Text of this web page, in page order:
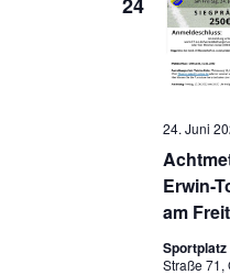
24
Erwin-
am
24. Juni
Straße 71,